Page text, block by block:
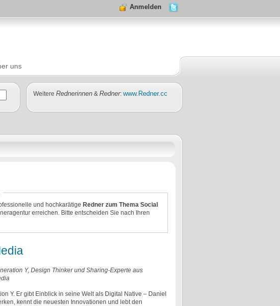
Anmelden
uns
Weitere Rednerinnen& Redner: www.Redner.cc
und hochkarätige Redner zum Thema Social
erreichen. Bitte entscheiden Sie nach Ihren
Y, Design Thinker und Sharing-Experte aus
Y. Er gibt Einblick in seine Welt als Digital Native – Daniel
kennt die neuesten Innovationen und lebt den